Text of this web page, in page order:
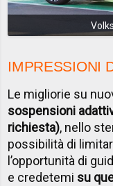
IMPRESSIONI
Le migliorie su
sospensioni
richiesta), nello
possibilità di
l’opportunità di
e credetemi su